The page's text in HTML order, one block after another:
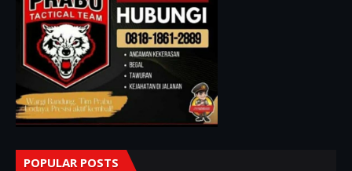
POPULAR POSTS